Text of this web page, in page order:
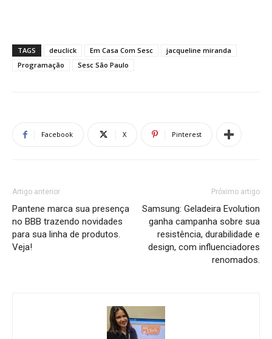
TAGS deuclick Em Casa Com Sesc
jacqueline miranda
Programação
Sesc São Paulo
Facebook X Pinterest
Artigo anterior
Pantene marca sua presença
no BBB trazendo novidades
para sua linha de produtos.
Veja!
Próximo artigo
Samsung: Geladeira Evolution
ganha campanha sobre sua
resistência, durabilidade e
design, com influenciadores
renomados.